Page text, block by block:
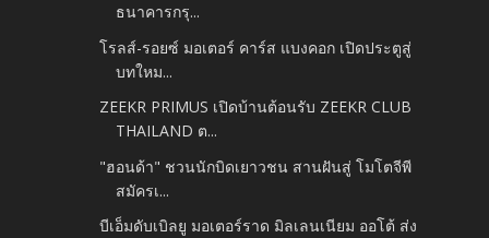
ธนาคารกรุ...
โรลส์-รอยซ์ มอเตอร์ คาร์ส แบงคอก เปิดประตูสู่
บทใหม...
ZEEKR PRIMUS เปิดบ้านต้อนรับ ZEEKR CLUB
THAILAND ต...
"ฮอนด้า" ชวนนักบิดเยาวชน สานฝันสู่ โมโตจีพี
สมัครเ...
บีเอ็มดับเบิลยู มอเตอร์ราด มิลเลนเนียม ออโต้ ส่ง